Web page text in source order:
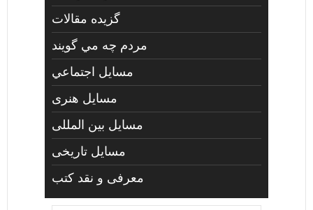
گزیده مقالات
مردم چه مي گويند
مسايل اجتماعي
مسايل هنری
مسایل بین المللی
مسایل تاریخی
معرفی و نقد کتب